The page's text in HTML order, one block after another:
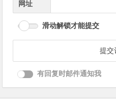
网址
滑动解锁才能提交
有回复时邮件通知我